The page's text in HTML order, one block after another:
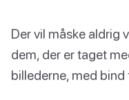
Der vil måske aldrig
dem, der er taget
billederne, med bind